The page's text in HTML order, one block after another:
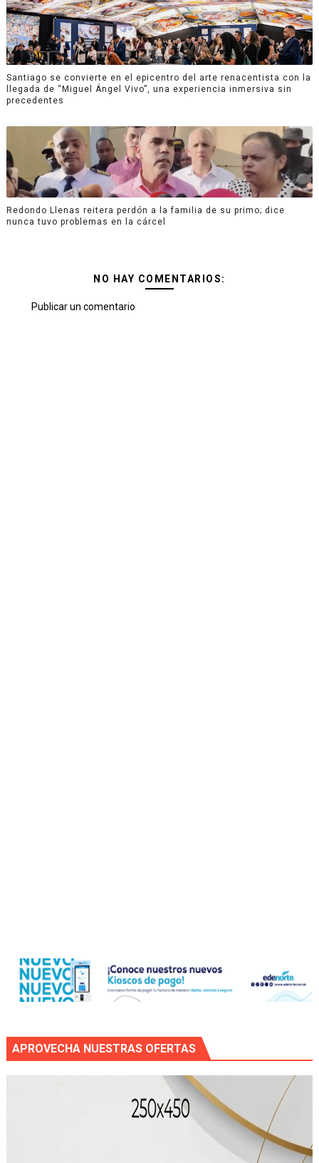
Santiago se convierte en el epicentro del arte renacentista con la
llegada de “Miguel Ángel Vivo”, una experiencia inmersiva sin
precedentes
Redondo Llenas reitera perdón a la familia de su primo; dice
nunca tuvo problemas en la cárcel
NO HAY COMENTARIOS:
Publicar un comentario
APROVECHA NUESTRAS OFERTAS